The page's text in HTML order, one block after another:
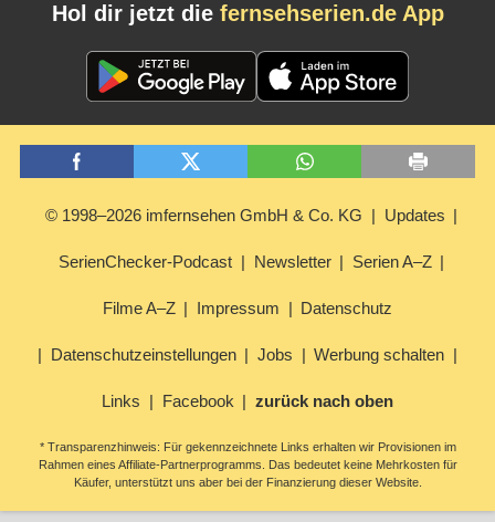
Hol dir jetzt die fernsehserien.de App
© 1998–2026 imfernsehen GmbH & Co. KG Updates
SerienChecker-Podcast Newsletter Serien A–Z
Filme A–Z Impressum Datenschutz
Datenschutzeinstellungen Jobs Werbung schalten
Links Facebook zurück nach oben
* Transparenzhinweis: Für gekennzeichnete Links erhalten wir Provisionen im
Rahmen eines Affiliate-Partnerprogramms. Das bedeutet keine Mehrkosten für
Käufer, unterstützt uns aber bei der Finanzierung dieser Website.